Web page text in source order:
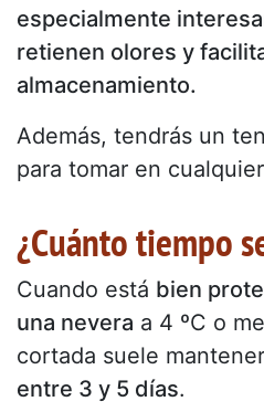
especialmente
retienen olores y
almacenamiento.
Además, tendrás un
para tomar en
¿Cuánto tiempo
Cuando está bien
una nevera a 4 ºC o
cortada suele
entre 3 y 5 días.